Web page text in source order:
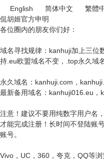
English 简体中文
繁體
侃胡姬官方申明
各位圈内的朋友你们好：
域名寻找规律：kanhuji加上三位
持.eu欧盟域名不变，.top永久域
永久域名：kanhuji.com，
最新备用域名：kanhuji016.eu，
注意！建议不要用纯数字用户名
才能完成注册！长时间不登陆账
账号。
Vivo，UC，360，夸克，QQ等